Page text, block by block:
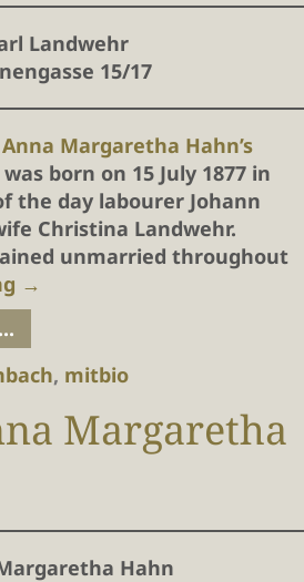
Landwehr
15/17
Anna Margaretha Hahn’s
born on 15 July 1877 in
the day labourer Johann
Christina Landwehr.
unmarried throughout
→
, mitbio
Margaretha
Hahn